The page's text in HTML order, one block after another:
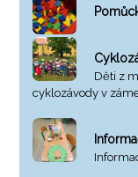
Děti z
cyklozávody v